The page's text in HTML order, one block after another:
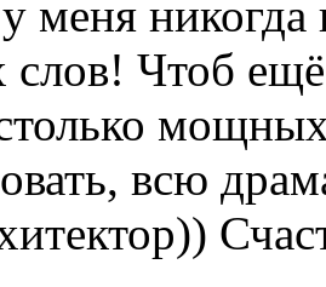
меня
слов! Чтоб
всю